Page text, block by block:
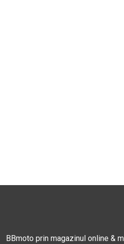
BBmoto prin magazinul online &